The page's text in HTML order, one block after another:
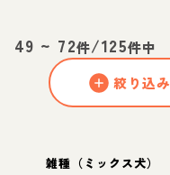
49 ~ 72件/125件中
絞り込み
雑種（ミックス犬）